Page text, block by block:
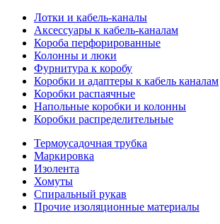
Лотки и кабель-каналы
Аксессуары к кабель-каналам
Короба перфорированные
Колонны и люки
Фурнитура к коробу
Коробки и адаптеры к кабель каналам
Коробки распаячные
Напольные коробки и колонны
Коробки распределительные
Термоусадочная трубка
Маркировка
Изолента
Хомуты
Спиральный рукав
Прочие изоляционные материалы